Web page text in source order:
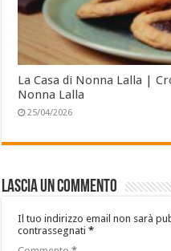
La Casa di Nonna Lalla |
Nonna Lalla
25/04/2026
Lascia un commento
Il tuo indirizzo email non sarà
contrassegnati*